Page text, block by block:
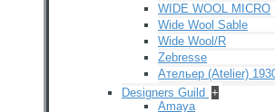
WIDE WOOL MICRO
Wide Wool Sable
Wide Wool/R
Zebresse
Ательер (Atelier)
Designers Guild +
Amaya